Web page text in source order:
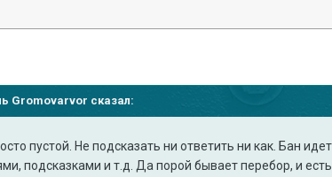
Gromovarvor сказал:
пустой. Не подсказать ни ответить ни как. Бан
подсказками и т.д. Да порой бывает перебор, и